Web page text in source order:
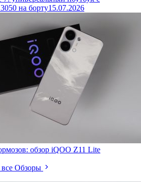
на борту15.07.2026
обзор iQOO Z11 Lite
Обзоры